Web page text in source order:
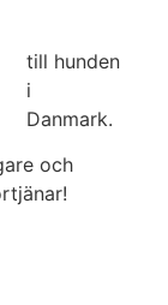
till hunden
i
Danmark.
och